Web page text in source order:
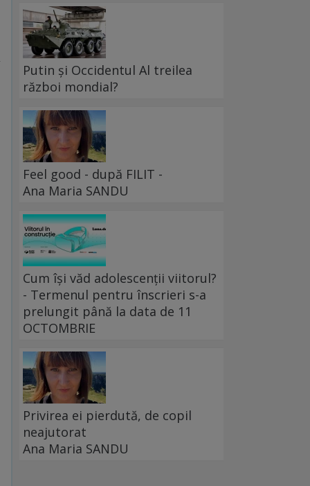
Putin și Occidentul Al treilea
război mondial?
Feel good - după FILIT -
Ana Maria SANDU
Cum își văd adolescenții viitorul?
- Termenul pentru înscrieri s-a
prelungit până la data de 11
OCTOMBRIE
Privirea ei pierdută, de copil
neajutorat
Ana Maria SANDU